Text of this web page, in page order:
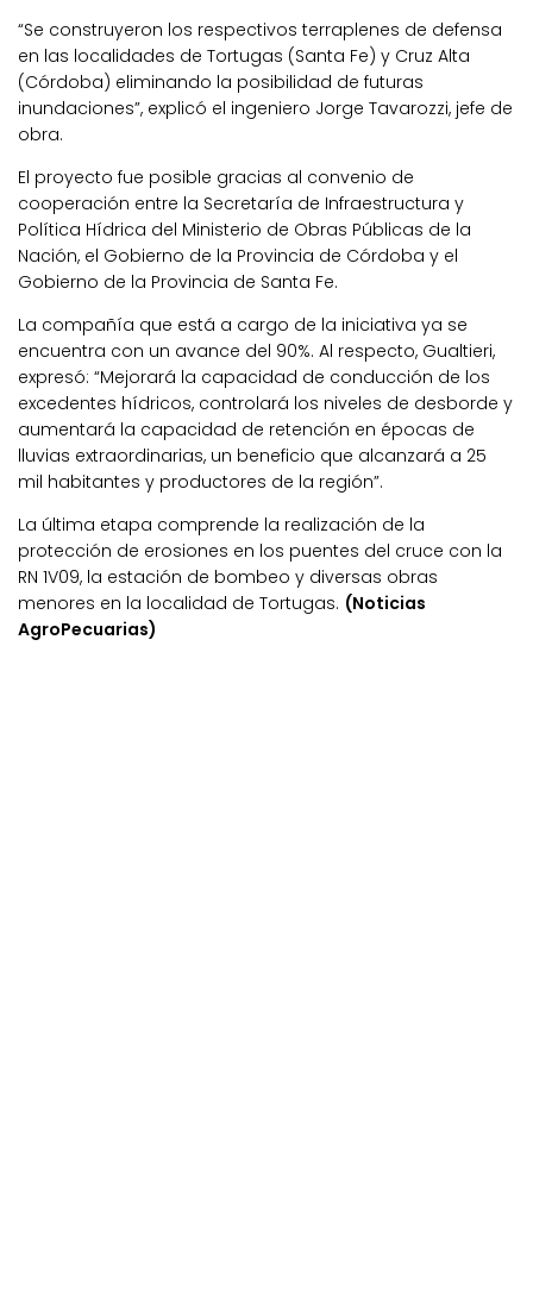
“Se construyeron los respectivos terraplenes de defensa
en las localidades de Tortugas (Santa Fe) y Cruz Alta
(Córdoba) eliminando la posibilidad de futuras
inundaciones”, explicó el ingeniero Jorge Tavarozzi, jefe de
obra.
El proyecto fue posible gracias al convenio de
cooperación entre la Secretaría de Infraestructura y
Política Hídrica del Ministerio de Obras Públicas de la
Nación, el Gobierno de la Provincia de Córdoba y el
Gobierno de la Provincia de Santa Fe.
La compañía que está a cargo de la iniciativa ya se
encuentra con un avance del 90%. Al respecto, Gualtieri,
expresó: “Mejorará la capacidad de conducción de los
excedentes hídricos, controlará los niveles de desborde y
aumentará la capacidad de retención en épocas de
lluvias extraordinarias, un beneficio que alcanzará a 25
mil habitantes y productores de la región”.
La última etapa comprende la realización de la
protección de erosiones en los puentes del cruce con la
RN 1V09, la estación de bombeo y diversas obras
menores en la localidad de Tortugas. (Noticias
AgroPecuarias)